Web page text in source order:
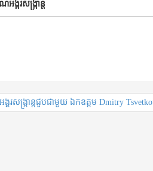
អង្គរសង្ក្រាន្ត
អង្គរសង្ក្រាន្តជួបជាមួយ ឯកឧត្តម Dmitry